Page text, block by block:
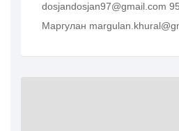
dosjandosjan97@gmail.com
Маргулан